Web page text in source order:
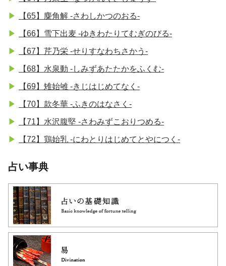
【65】麋角解 -さわしかつのおる-
【66】雪下出麦 -ゆきわたりてむぎのびる-
【67】芹乃栄 -せりすなわちさかう-
【68】水泉動 -しみずあたたかをふくむ-
【69】雉始雊 -きじはじめてなく-
【70】款冬華 -ふきのはなさく-
【71】水沢腹堅 -さわみずこおりつめる-
【72】鶏始乳 -にわとりはじめてとやにつく-
占い事典